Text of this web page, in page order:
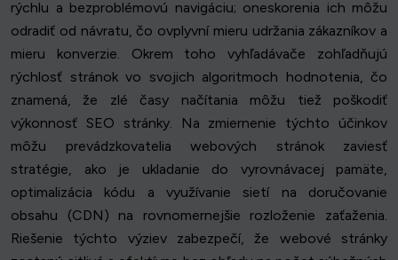
rýchlu a bezproblémovú navigáciu; oneskorenia ich môžu
odradiť od návratu, čo ovplyvní mieru udržania zákazníkov a
mieru konverzie. Okrem toho vyhľadávače zohľadňujú
rýchlosť stránok vo svojich algoritmoch hodnotenia, čo
znamená, že zlé časy načítania môžu tiež poškodiť
výkonnosť SEO stránky. Na zmiernenie týchto účinkov
môžu prevádzkovatelia webových stránok zaviesť
stratégie, ako je ukladanie do vyrovnávacej pamäte,
optimalizácia kódu a využívanie sietí na doručovanie
obsahu (CDN) na rovnomernejšie rozloženie zaťaženia.
Riešenie týchto výziev zabezpečí, že webové stránky